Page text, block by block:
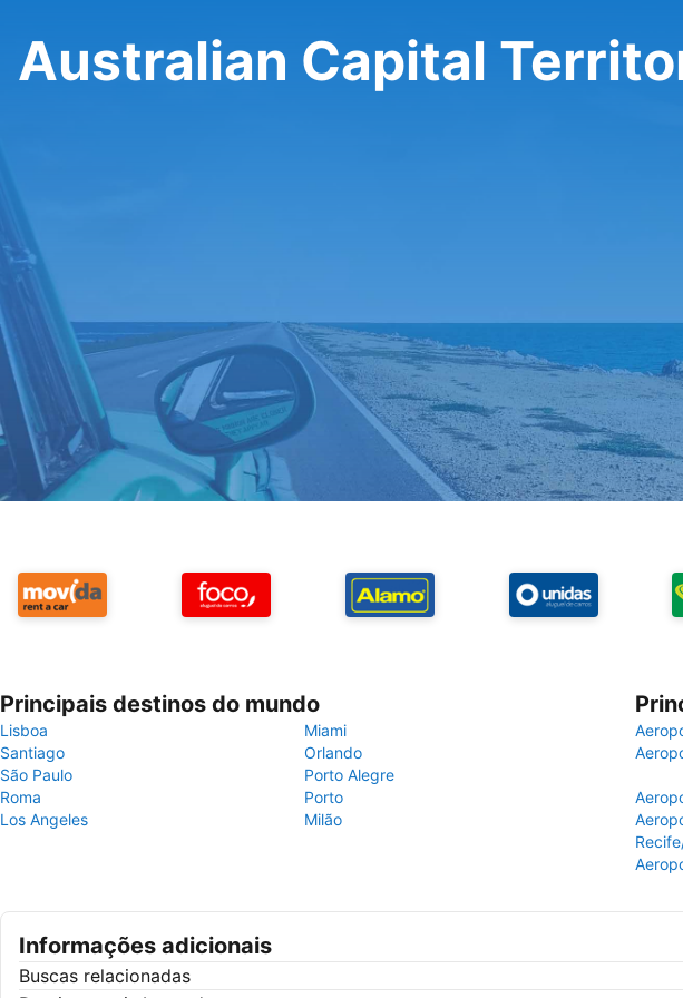
Australian Capital
Principais destinos do mundo
Lisboa
Miami
Santiago
Orlando
São Paulo
Porto Alegre
Roma
Porto
Los Angeles
Milão
Informações adicionais
Buscas relacionadas